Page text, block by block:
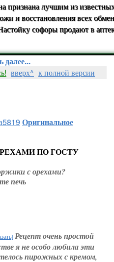
признана лучшим из
и восстановления всех
софоры продают в
далее...
вверх^ к полной версии
Оригинальное
ПО ГОСТУ
с орехами?
печь
Рецепт очень простой
я не особо любила эти
пирожных с кремом,